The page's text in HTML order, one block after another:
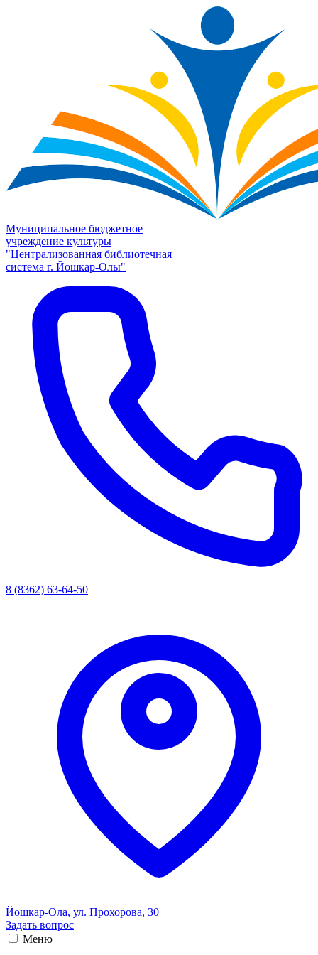
Муниципальное бюджетное
учреждение культуры
"Централизованная библиотечная
система г. Йошкар-Олы"
8 (8362) 63-64-50
Йошкар-Ола, ул. Прохорова, 30
Задать вопрос
Меню